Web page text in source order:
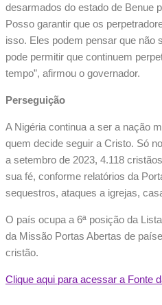
desarmados do estado de Benue
Posso garantir que os
isso. Eles podem pensar que não
pode permitir que continuem
tempo”, afirmou o governador.
Perseguição
A Nigéria continua a ser a nação
quem decide seguir a Cristo. Só
a setembro de 2023, 4.118
sua fé, conforme relatórios da
sequestros, ataques a igrejas,
O país ocupa a 6ª posição da
da Missão Portas Abertas de
cristão.
Clique aqui para acessar a Fonte